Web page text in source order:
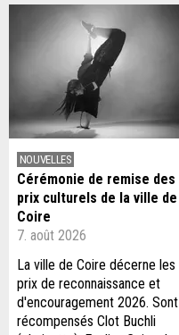
25
NOUVELLES
Cérémonie de remise des
prix culturels de la ville de
Coire
7. août 2026
La ville de Coire décerne les
prix de reconnaissance et
d'encouragement 2026. Sont
récompensés Clot Buchli